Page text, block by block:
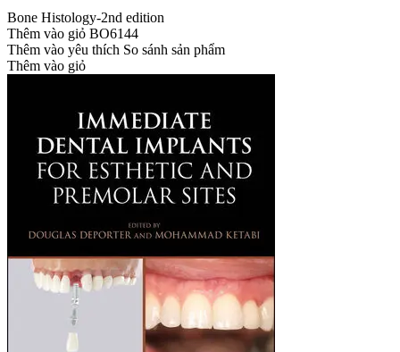
Bone Histology-2nd edition
Thêm vào giỏ BO6144
Thêm vào yêu thích So sánh sản phẩm
Thêm vào giỏ